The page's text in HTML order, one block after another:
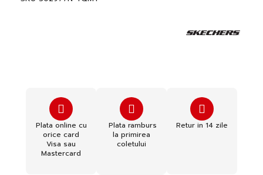
of
Plata online cu
orice card
Visa sau
Mastercard
Plata ramburs
la primirea
coletului
Retur in 14 zile